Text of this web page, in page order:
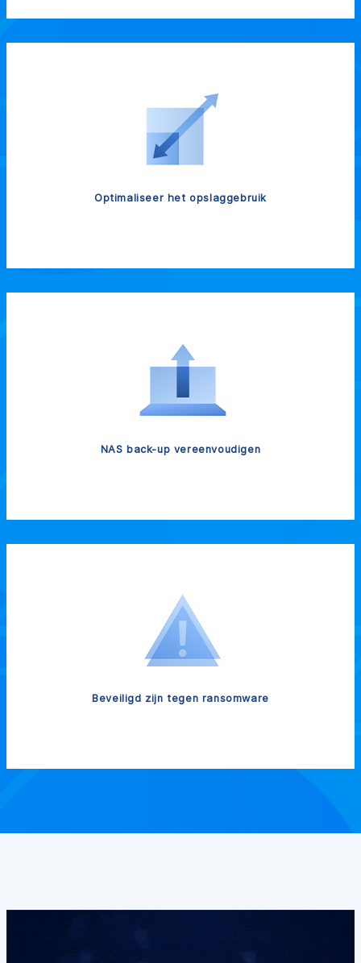
Optimaliseer het opslaggebruik
NAS back-up vereenvoudigen
Beveiligd zijn tegen ransomware